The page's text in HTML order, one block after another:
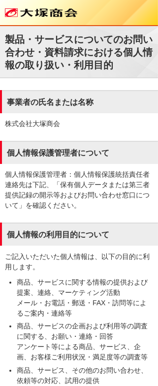
製品・サービスについてのお問い
合わせ・資料請求における個人情
報の取り扱い・利用目的
事業者の氏名または名称
株式会社大塚商会
個人情報保護管理者について
個人情報保護管理者：個人情報保護統括責任者
連絡先は下記、「保有個人データまたは第三者
提供記録の開示等およびお問い合わせ窓口につ
いて」を確認ください。
個人情報の利用目的について
ご記入いただいた個人情報は、以下の目的に利
用します。
商品、サービスに関する情報の提供および
提案、連絡、マーケティング活動
メール・お電話・郵送・FAX・訪問等によ
るご案内・連絡等
商品、サービスの企画および利用等の調査
に関する、お願い・連絡・回答
アンケート等による商品、サービス、企
画、お客様ご利用状況・満足度等の調査等
商品、サービス、その他のお問い合わせ、
依頼等の対応、試用の提供